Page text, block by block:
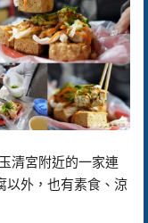
清宮附近的一家連
以外，也有素食、涼